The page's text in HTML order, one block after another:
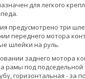
для легкого
предусмотрено три
переднего мотора
шлейки на руль.
заднего мотора
рамы под
горизонтальная - за